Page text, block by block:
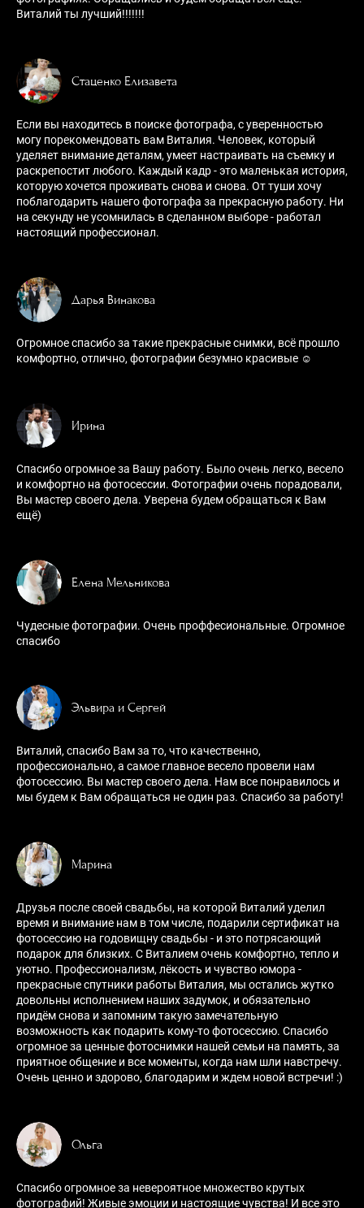
Виталий ты лучший!!!!!!!
Стаценко Елизавета
Если вы находитесь в поиске фотографа, с уверенностью
могу порекомендовать вам Виталия. Человек, который
уделяет внимание деталям, умеет настраивать на съемку и
раскрепостит любого. Каждый кадр - это маленькая история,
которую хочется проживать снова и снова. От туши хочу
поблагодарить нашего фотографа за прекрасную работу. Ни
на секунду не усомнилась в сделанном выборе - работал
настоящий профессионал.
Дарья Винакова
Огромное спасибо за такие прекрасные снимки, всё прошло
комфортно, отлично, фотографии безумно красивые ☺️
Ирина
Спасибо огромное за Вашу работу. Было очень легко, весело
и комфортно на фотосессии. Фотографии очень порадовали,
Вы мастер своего дела. Уверена будем обращаться к Вам
ещё)
Елена Мельникова
Чудесные фотографии. Очень проффесиональные. Огромное
спасибо
Эльвира и Сергей
Виталий, спасибо Вам за то, что качественно,
профессионально, а самое главное весело провели нам
фотосессию. Вы мастер своего дела. Нам все понравилось и
мы будем к Вам обращаться не один раз. Спасибо за работу!
Марина
Друзья после своей свадьбы, на которой Виталий уделил
время и внимание нам в том числе, подарили сертификат на
фотосессию на годовищну свадьбы - и это потрясающий
подарок для близких. С Виталием очень комфортно, тепло и
уютно. Профессионализм, лёкость и чувство юмора -
прекрасные спутники работы Виталия, мы остались жутко
довольны исполнением наших задумок, и обязательно
придём снова и запомним такую замечательную
возможность как подарить кому-то фотосессию. Спасибо
огромное за ценные фотоснимки нашей семьи на память, за
приятное общение и все моменты, когда нам шли навстречу.
Очень ценно и здорово, благодарим и ждем новой встречи! :)
Ольга
Спасибо огромное за невероятное множество крутых
фотографий! Живые эмоции и настоящие чувства! И все это